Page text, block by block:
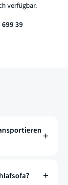
verfügbar.
39